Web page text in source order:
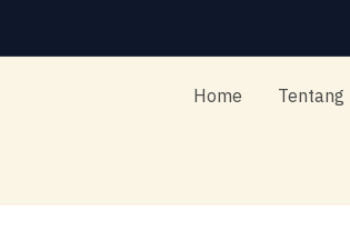
Home Tentang